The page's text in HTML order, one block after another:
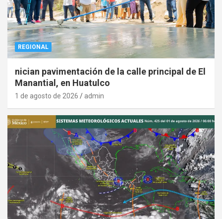
REGIONAL
nician pavimentación de la calle principal de El
Manantial, en Huatulco
1 de agosto de 2026 admin